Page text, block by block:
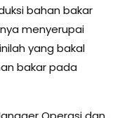
bahan bakar
menyerupai
yang bakal
bakar pada